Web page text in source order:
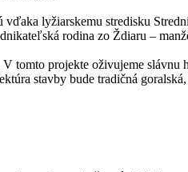
lyžiarskemu stredisku
rodina zo Ždiaru –
V tomto projekte oživujeme
stavby bude tradičná